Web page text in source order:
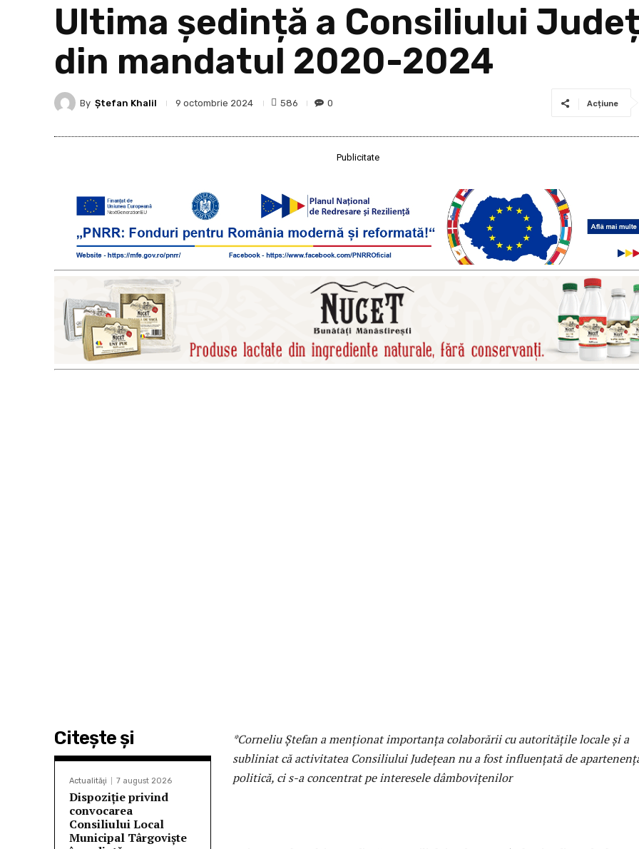
Ultima ședință a Consiliului
din mandatul 2020-2024
By Ştefan Khalil 9 octombrie 2024 586 0 Acțiune
Publicitate
Citeşte şi
Actualităţi 7 august 2026
Dispoziție privind
convocarea
Consiliului Local
Municipal Târgoviște
*Corneliu Ștefan a menționat importanța colaborării cu autoritățile locale și a
subliniat că activitatea Consiliului Județean nu a fost influențată de
politică, ci s-a concentrat pe interesele dâmbovițenilor